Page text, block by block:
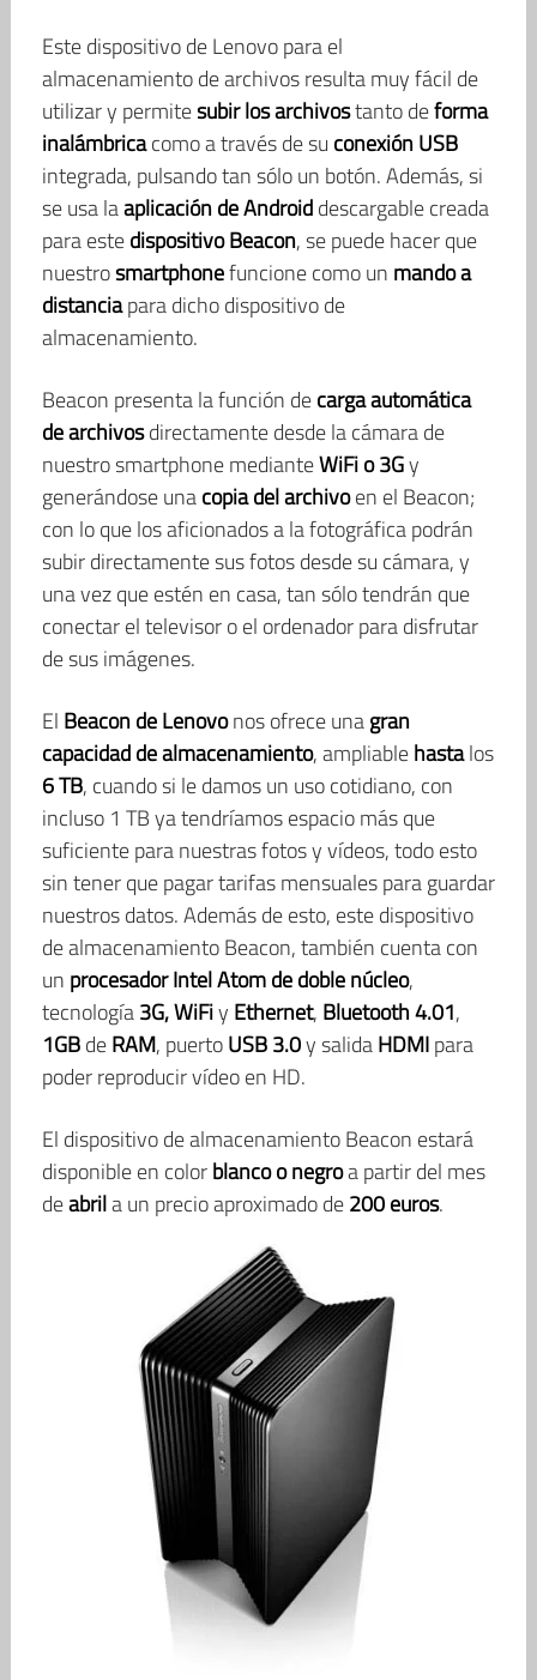
Este dispositivo de Lenovo para el
almacenamiento de archivos resulta muy fácil de
utilizar y permitesubir los archivostanto deforma
inalámbricacomo a través de su conexión USB
integrada, pulsando tan sólo un botón. Además, si
se usa laaplicación de Androiddescargable creada
para estedispositivo Beacon, se puede hacer que
nuestrosmartphonefuncione como un mando a
distanciapara dicho dispositivo de
almacenamiento.
Beacon presenta la función decarga automática
de archivosdirectamente desde la cámara de
nuestro smartphone medianteWiFi o 3Gy
generándose unacopia del archivoen el Beacon;
con lo que los aficionados a la fotográfica podrán
subir directamente sus fotos desde su cámara, y
una vez que estén en casa, tan sólo tendrán que
conectar el televisor o el ordenador para disfrutar
de sus imágenes.
El Beacon de Lenovonos ofrece unagran
capacidad de almacenamiento, ampliablehastalos
6 TB, cuando si le damos un uso cotidiano, con
incluso 1 TB ya tendríamos espacio más que
suficiente para nuestras fotos y vídeos, todo esto
sin tener que pagar tarifas mensuales para guardar
nuestros datos. Además de esto, este dispositivo
de almacenamiento Beacon, también cuenta con
un procesador Intel Atom de doble núcleo,
tecnología3G, WiFiy Ethernet, Bluetooth 4.01,
1GBdeRAM, puertoUSB 3.0y salidaHDMIpara
poder reproducir vídeo en HD.
El dispositivo de almacenamiento Beacon estará
disponible en colorblanco o negroa partir del mes
deabrila un precio aproximado de200 euros.